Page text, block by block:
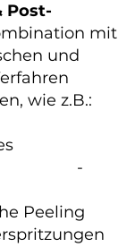
Post-
mit
und
wie z.B.:
Peeling